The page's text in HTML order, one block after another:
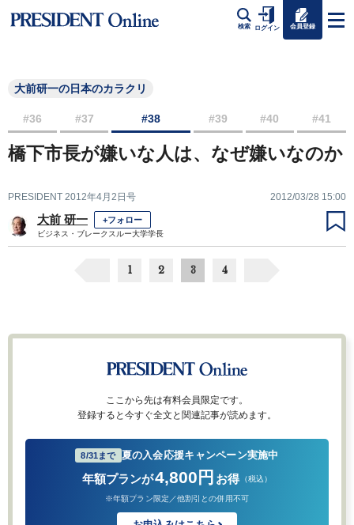
検索 ログイン 会員登録
大前研一の日本のカラクリ
#36 #37 #38 #39 #40 #41
橋下市長が嫌いな人は、なぜ嫌いなのか
PRESIDENT 2012年4月2日号 2012/03/28 15:00
大前 研一 +フォロー
ビジネス・ブレークスルー大学学長
1 2 3 4
ここから先は有料会員限定です。
登録すると今すぐ全文と関連記事が読めます。
8/31まで 夏の入会応援キャンペーン実施中
年額プランが4,800円 お得 （税込）
※年額プラン限定／他割引との併用不可